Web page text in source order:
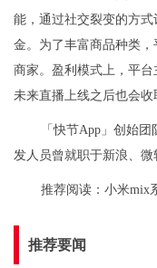
能，通过社交裂变的方
金。为了丰富商品种类
商家。盈利模式上，平台
未来直播上线之后也会收
「快节App」创始
发人员曾就职于新浪、微
推荐阅读： 小米mix
推荐要闻